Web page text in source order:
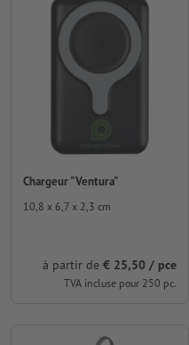
Chargeur "Ventura"
10,8 x 6,7 x 2,3 cm
à partir de € 25,50 / pce
TVA incluse pour 250 pc.